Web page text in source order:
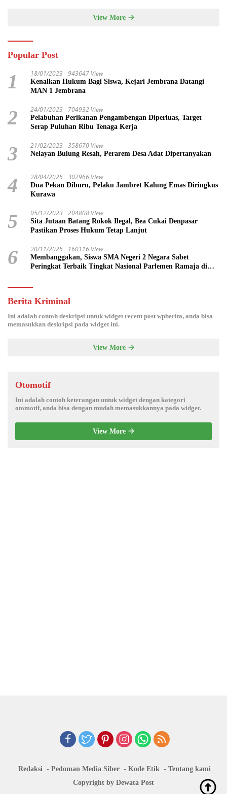
View More
Popular Post
1 18/01/2023 943647 View
Kenalkan Hukum Bagi Siswa, Kejari Jembrana Datangi
MAN 1 Jembrana
2 24/01/2023 704932 View
Pelabuhan Perikanan Pengambengan Diperluas, Target
Serap Puluhan Ribu Tenaga Kerja
3 21/02/2023 358670 View
Nelayan Bulung Resah, Perarem Desa Adat Dipertanyakan
4 28/04/2025 302966 View
Dua Pekan Diburu, Pelaku Jambret Kalung Emas Diringkus
Kurawa
5 05/12/2023 204808 View
Sita Jutaan Batang Rokok Ilegal, Bea Cukai Denpasar
Pastikan Proses Hukum Tetap Lanjut
6 20/11/2025 160116 View
Membanggakan, Siswa SMA Negeri 2 Negara Sabet
Peringkat Terbaik Tingkat Nasional Parlemen Ramaja di
Berita Kriminal
Ini adalah contoh deskripsi untuk widget recent post wpberita, anda bisa
memasukkan deskripsi pada widget ini.
View More
Otomotif
Ini adalah contoh keterangan untuk widget dengan kategori
otomotif, anda bisa dengan mudah memasukkannya pada widget.
View More
Redaksi Pedoman Media Siber Kode Etik
Tentang kami
Copyright by Dewata Post